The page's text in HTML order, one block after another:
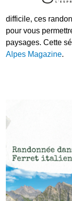
difficile, ces
pour vous
paysages. Cette
Alpes Magazine.